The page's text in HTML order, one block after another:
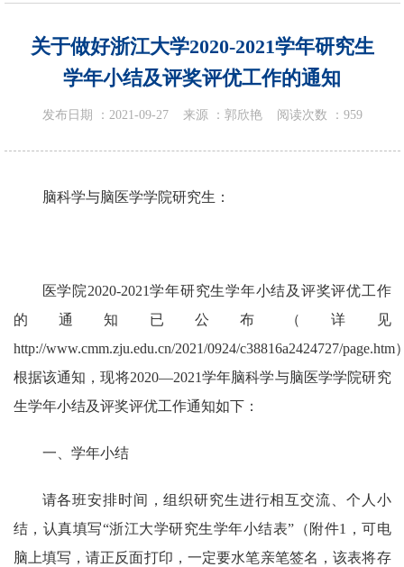
关于做好浙江大学2020-2021学年研究生
学年小结及评奖评优工作的通知
发布日期 ： 2021-09-27来源 ： 郭欣艳阅读次数 ： 959
脑科学与脑医学学院研究生：
医学院2020-2021学年研究生学年小结及评奖评优工作
的通知已公布（详见
http://www.cmm.zju.edu.cn/2021/0924/c38816a2424727/page.htm
根据该通知，现将2020—2021学年脑科学与脑医学学院研究
生学年小结及评奖评优工作通知如下：
一、学年小结
请各班安排时间，组织研究生进行相互交流、个人小
结，认真填写“浙江大学研究生学年小结表”（附件1
，可电
脑上填写，请正反面打印，一定要水笔亲笔签名，该表将存